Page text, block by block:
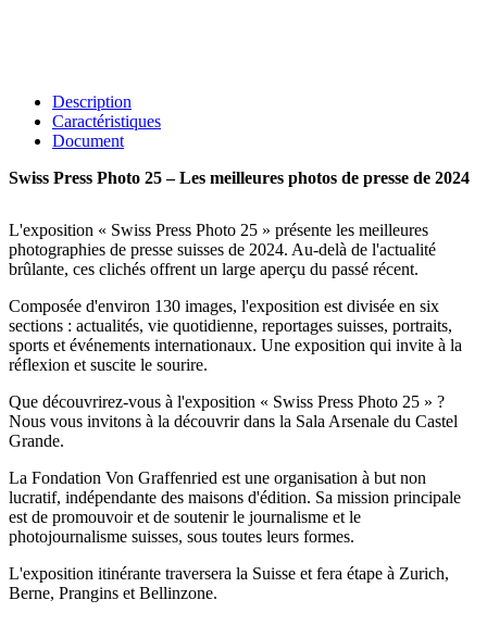
Description
Caractéristiques
Document
Swiss Press Photo 25 – Les meilleures photos de presse de 2024
L'exposition « Swiss Press Photo 25 » présente les meilleures
photographies de presse suisses de 2024. Au-delà de l'actualité
brûlante, ces clichés offrent un large aperçu du passé récent.
Composée d'environ 130 images, l'exposition est divisée en six
sections : actualités, vie quotidienne, reportages suisses, portraits,
sports et événements internationaux. Une exposition qui invite à la
réflexion et suscite le sourire.
Que découvrirez-vous à l'exposition « Swiss Press Photo 25 » ?
Nous vous invitons à la découvrir dans la Sala Arsenale du Castel
Grande.
La Fondation Von Graffenried est une organisation à but non
lucratif, indépendante des maisons d'édition. Sa mission principale
est de promouvoir et de soutenir le journalisme et le
photojournalisme suisses, sous toutes leurs formes.
L'exposition itinérante traversera la Suisse et fera étape à Zurich,
Berne, Prangins et Bellinzone.